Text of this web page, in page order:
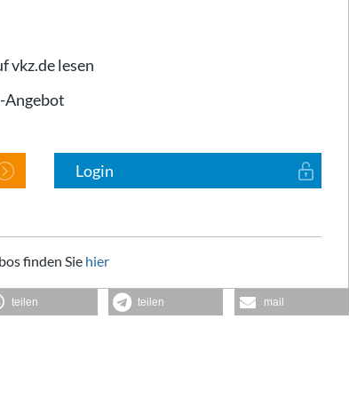
vkz.de lesen
Angebot
Login
finden Sie hier
teilen teilen mail